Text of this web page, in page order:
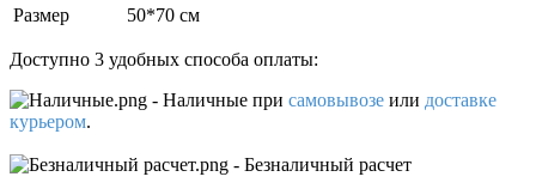
Размер
50*70 см
Доступно 3 удобных способа оплаты:
- Наличные при самовывозе или доставке
курьером.
- Безналичный расчет